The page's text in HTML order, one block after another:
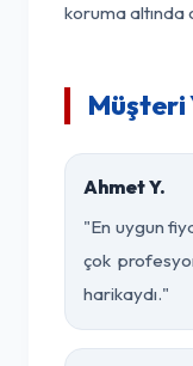
koruma altında
Müşteri
Ahmet Y.
"En uygun
çok
harikaydı."